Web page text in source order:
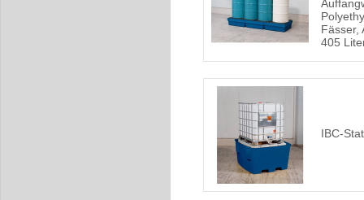
Fässer,
405
IBC-